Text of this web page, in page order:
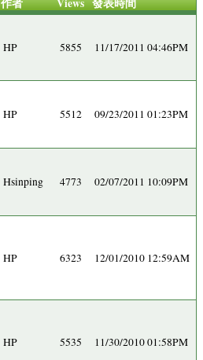
作者 Views 發表時間
HP 5855 11/17/2011 04:46PM
HP 5512 09/23/2011 01:23PM
Hsinping 4773 02/07/2011 10:09PM
HP 6323 12/01/2010 12:59AM
HP 5535 11/30/2010 01:58PM